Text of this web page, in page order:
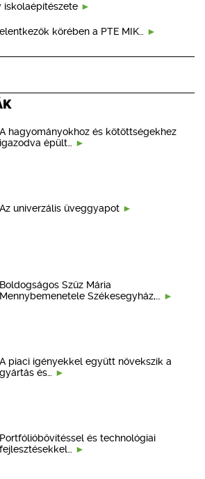
iskolaépítészete
körében a PTE MIK…
A hagyományokhoz és kötöttségekhez
igazodva épült…
Az univerzális üveggyapot
Boldogságos Szűz Mária
Mennybemenetele Székesegyház,…
A piaci igényekkel együtt növekszik a
gyártás és…
Portfólióbővítéssel és technológiai
fejlesztésekkel…